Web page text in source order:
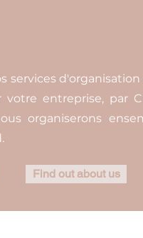
services
entreprise, par
organiserons
Find out about us